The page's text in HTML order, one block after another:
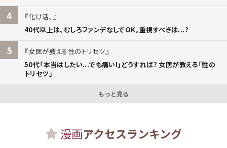
4
化け活。
40代以上は、むしろファンデなしでOK。重視すべきは...?
5
女医が教える性のトリセツ
50代「本当はしたい...でも痛い!」どうすれば? 女医が教える「性の
トリセツ」
もっと見る
漫画アクセスランキング